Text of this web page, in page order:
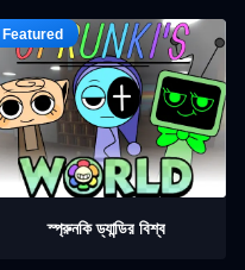
স্প্রুনকি ড্যান্ডির বিশ্ব